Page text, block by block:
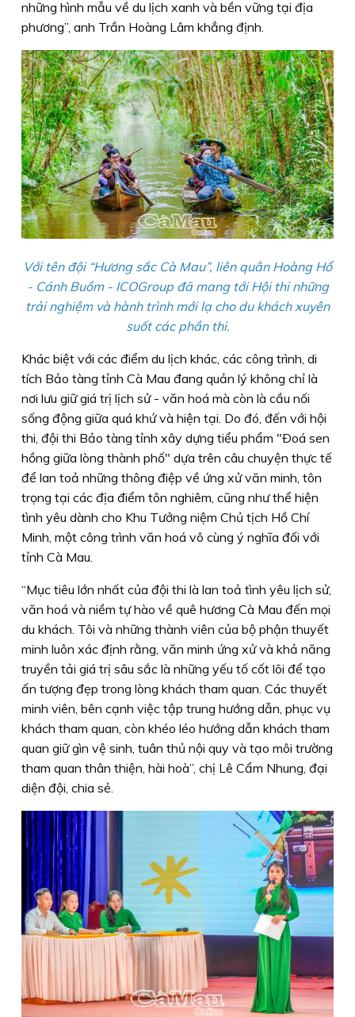
những hình mẫu về du lịch xanh và bền vững tại địa
phương”, anh Trần Hoàng Lâm khẳng định.
Với tên đội “Hương sắc Cà Mau”, liên quân Hoàng Hổ
- Cánh Buồm - ICOGroup đã mang tới Hội thi những
trải nghiệm và hành trình mới lạ cho du khách xuyên
suốt các phần thi.
Khác biệt với các điểm du lịch khác, các công trình, di
tích Bảo tàng tỉnh Cà Mau đang quản lý không chỉ là
nơi lưu giữ giá trị lịch sử - văn hoá mà còn là cầu nối
sống động giữa quá khứ và hiện tại. Do đó, đến với hội
thi, đội thi Bảo tàng tỉnh xây dựng tiểu phẩm "Ðoá sen
hồng giữa lòng thành phố" dựa trên câu chuyện thực tế
để lan toả những thông điệp về ứng xử văn minh, tôn
trọng tại các địa điểm tôn nghiêm, cũng như thể hiện
tình yêu dành cho Khu Tưởng niệm Chủ tịch Hồ Chí
Minh, một công trình văn hoá vô cùng ý nghĩa đối với
tỉnh Cà Mau.
“Mục tiêu lớn nhất của đội thi là lan toả tình yêu lịch sử,
văn hoá và niềm tự hào về quê hương Cà Mau đến mọi
du khách. Tôi và những thành viên của bộ phận thuyết
minh luôn xác định rằng, văn minh ứng xử và khả năng
truyền tải giá trị sâu sắc là những yếu tố cốt lõi để tạo
ấn tượng đẹp trong lòng khách tham quan. Các thuyết
minh viên, bên cạnh việc tập trung hướng dẫn, phục vụ
khách tham quan, còn khéo léo hướng dẫn khách tham
quan giữ gìn vệ sinh, tuân thủ nội quy và tạo môi trường
tham quan thân thiện, hài hoà”, chị Lê Cẩm Nhung, đại
diện đội, chia sẻ.